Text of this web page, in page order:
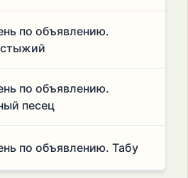
по объявлению.
по объявлению.
песец
по объявлению. Табу